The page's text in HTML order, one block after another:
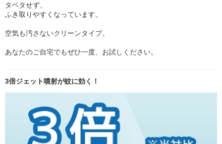
タベタせず、
ふき取りやすくなっています。
空気も汚さないクリーンタイプ。
あなたのご自宅でもぜひ一度、お試しください。
3倍ジェット噴射が蚊に効く！